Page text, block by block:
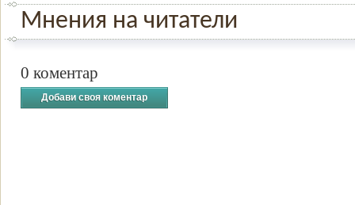
Мнения на читатели
0 коментар
Добави своя коментар